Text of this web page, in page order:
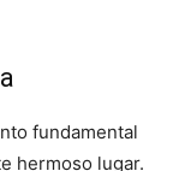
fundamental
hermoso lugar.